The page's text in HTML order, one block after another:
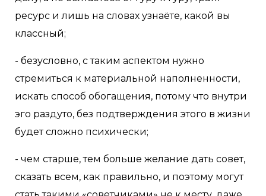
ресурс и лишь на словах узнаёте, какой вы
классный;
- безусловно, с таким аспектом нужно
стремиться к материальной наполненности,
искать способ обогащения, потому что внутри
эго раздуто, без подтверждения этого в жизни
будет сложно психически;
- чем старше, тем больше желание дать совет,
сказать всем, как правильно, и поэтому могут